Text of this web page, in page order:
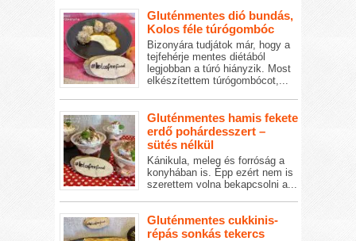
Gluténmentes dió bundás,
Kolos féle túrógombóc
Bizonyára tudjátok már, hogy a
tejfehérje mentes diétából
legjobban a túró hiányzik. Most
elkészítettem túrógombócot,...
Gluténmentes hamis fekete
erdő pohárdesszert –
sütés nélkül
Kánikula, meleg és forróság a
konyhában is. Épp ezért nem is
szerettem volna bekapcsolni a...
Gluténmentes cukkinis-
répás sonkás tekercs